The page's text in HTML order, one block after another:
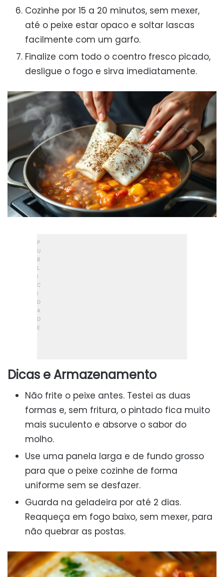
Cozinhe por 15 a 20 minutos, sem mexer,
até o peixe estar opaco e soltar lascas
facilmente com um garfo.
Finalize com todo o coentro fresco picado,
desligue o fogo e sirva imediatamente.
Dicas e Armazenamento
Não frite o peixe antes. Testei as duas
formas e, sem fritura, o pintado fica muito
mais suculento e absorve o sabor do
molho.
Use uma panela larga e de fundo grosso
para que o peixe cozinhe de forma
uniforme sem se desfazer.
Guarda na geladeira por até 2 dias.
Reaqueça em fogo baixo, sem mexer, para
não quebrar as postas.